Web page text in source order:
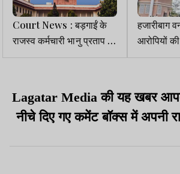
Court News : बड़गाईं के
राजस्व कर्मचारी भानु प्रताप को
सुप्रीम कोर्ट से जमानत
हजारीबाग
आरोपियों
सुनवाई,
Lagatar Media की यह खबर
नीचे दिए गए कमेंट बॉक्स में अपनी